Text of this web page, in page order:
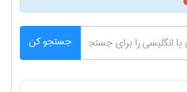
جستجو کن